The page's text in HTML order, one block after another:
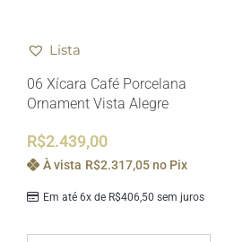
Lista
06 Xícara Café Porcelana
Ornament Vista Alegre
R$2.439,00
Em até 6x de R$406,50 sem juros
À vista R$2.317,05 no Pix